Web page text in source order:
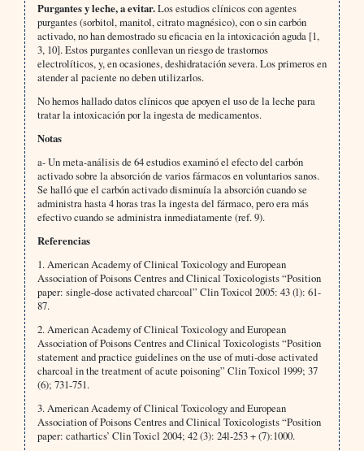
Purgantes y leche, a evitar.Los estudios clínicos con agentes
purgantes (sorbitol, manitol, citrato magnésico), con o sin carbón
activado, no han demostrado su eficacia en la intoxicación aguda [1,
3, 10]. Estos purgantes conllevan un riesgo de trastornos
electrolíticos, y, en ocasiones, deshidratación severa. Los primeros en
atender al paciente no deben utilizarlos.
No hemos hallado datos clínicos que apoyen el uso de la leche para
tratar la intoxicación por la ingesta de medicamentos.
Notas
a- Un meta-análisis de 64 estudios examinó el efecto del carbón
activado sobre la absorción de varios fármacos en voluntarios sanos.
Se halló que el carbón activado disminuía la absorción cuando se
administra hasta 4 horas tras la ingesta del fármaco, pero era más
efectivo cuando se administra inmediatamente (ref. 9).
Referencias
1. American Academy of Clinical Toxicology and European
Association of Poisons Centres and Clinical Toxicologists “Position
paper: single-dose activated charcoal” Clin Toxicol 2005: 43 (l): 61-
87.
2. American Academy of Clinical Toxicology and European
Association of Poisons Centres and Clinical Toxicologists “Position
statement and practice guidelines on the use of muti-dose activated
charcoal in the treatment of acute poisoning” Clin Toxicol 1999; 37
(6); 731-751.
3. American Academy of Clinical Toxicology and European
Association of Poisons Centres and Clinical Toxicologists “Position
paper: cathartics’ Clin Toxicl 2004; 42 (3): 24l-253 + (7):1000.